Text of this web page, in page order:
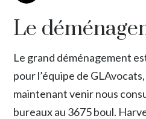
Le
Le grand déménagement
pour l’équipe de
maintenant venir nous
bureaux au 3675 boul.